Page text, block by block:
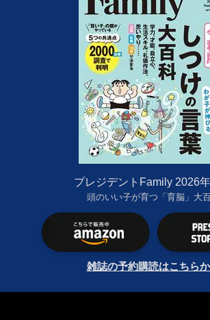
プレジデントFamily 2026
頭のいい子が育つ「育脳」大
雑誌の予約購読はこちら